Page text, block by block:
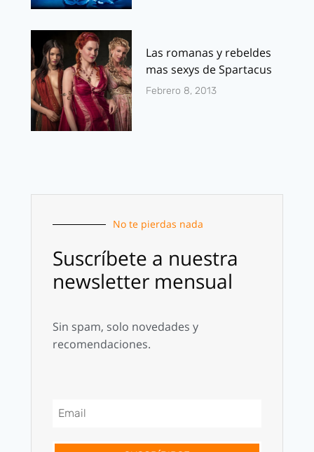
Las romanas y rebeldes
mas sexys de Spartacus
Febrero 8, 2013
No te pierdas nada
Suscríbete a nuestra
newsletter mensual
Sin spam, solo novedades y
recomendaciones.